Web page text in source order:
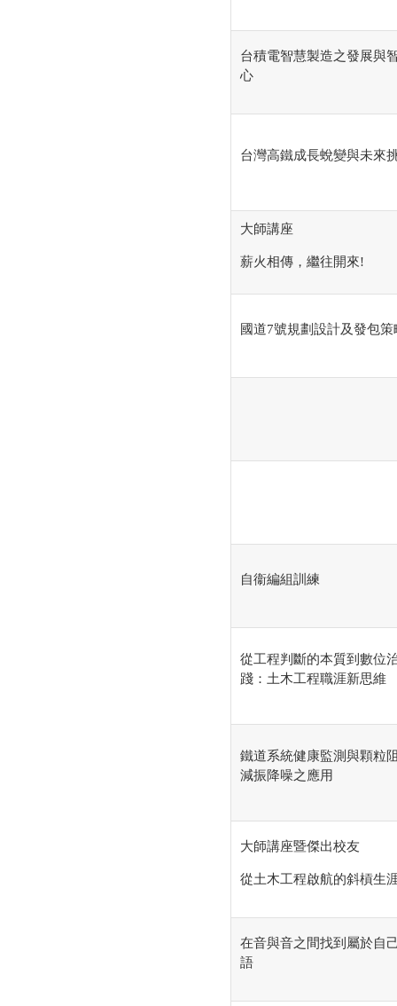
台積電智慧製造之發展與
心
台灣高鐵成長蛻變與未來
大師講座
薪火相傳，繼往開來!
國道7號規劃設計及發包策
自衞編組訓練
從工程判斷的本質到數位
踐：土木工程職涯新思維
鐵道系統健康監測與顆粒
減振降噪之應用
大師講座暨傑出校友
從土木工程啟航的斜槓生
在音與音之間找到屬於自
語